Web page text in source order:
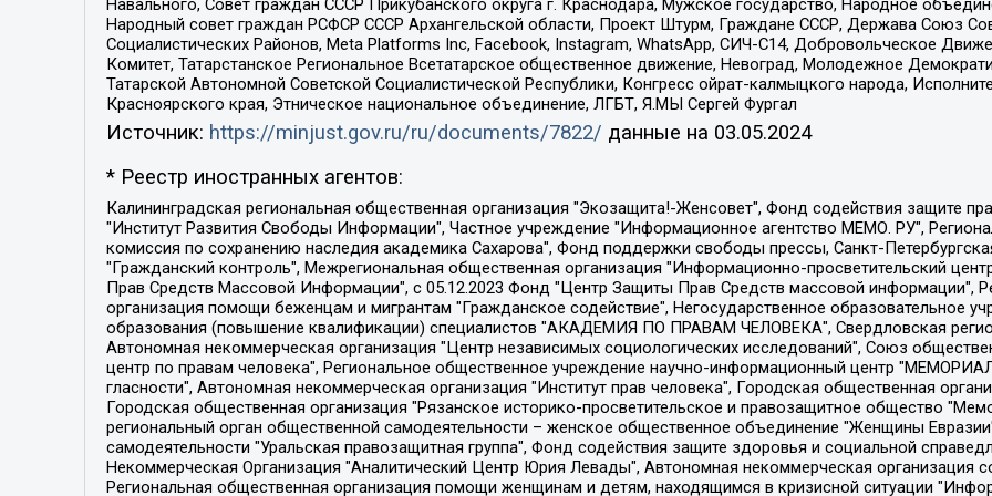
Навального, Совет граждан СССР Прикубанского округа г. Краснодара, Мужское государство, Народное
Народный совет граждан РСФСР СССР Архангельской области, Проект Штурм, Граждане СССР, Держава Союз
Социалистических Районов, Meta Platforms Inc, Facebook, Instagram, WhatsApp, СИЧ-С14, Добровольческое
Комитет, Татарстанское Региональное Всетатарское общественное движение, Невоград, Молодежное
Татарской Автономной Советской Социалистической Республики, Конгресс ойрат-калмыцкого народа,
Красноярского края, Этническое национальное объединение, ЛГБТ, Я.МЫ Сергей Фургал
Источник: https://minjust.gov.ru/ru/documents/7822/ данные на 03.05.2024
* Реестр иностранных агентов:
Калининградская региональная общественная организация "Экозащита!-Женсовет", Фонд содействия защите прав и свобод граждан "Общественный вердикт", Фонд "Институт Развития Свободы Информации", Частное учреждение "Информационное агентство МЕМО. РУ", Региональная общественная организация "Общественная комиссия по сохранению наследия академика Сахарова", Фонд поддержки свободы прессы, Санкт-Петербургская общественная правозащитная организация "Гражданский контроль", Межрегиональная общественная организация "Информационно-просветительский центр "Мемориал", Региональный Фонд "Центр Защиты Прав Средств Массовой Информации", с 05.12.2023 Фонд "Центр Защиты Прав Средств массовой информации", Региональная общественная благотворительная организация помощи беженцам и мигрантам "Гражданское содействие", Негосударственное образовательное учреждение дополнительного профессионального образования (повышение квалификации) специалистов "АКАДЕМИЯ ПО ПРАВАМ ЧЕЛОВЕКА", Свердловская региональная общественная организация "Сутяжник", Автономная некоммерческая организация "Центр независимых социологических исследований", Союз общественных объединений "Российский исследовательский центр по правам человека", Региональное общественное учреждение научно-информационный центр "МЕМОРИАЛ", Некоммерческая организация "Фонд защиты гласности", Автономная некоммерческая организация "Институт прав человека", Городская общественная организация "Екатеринбургское общество "МЕМОРИАЛ", Городская общественная организация "Рязанское историко-просветительское и правозащитное общество "Мемориал" (Рязанский Мемориал), Челябинский региональный орган общественной самодеятельности – женское общественное объединение "Женщины Евразии", Челябинский региональный орган общественной самодеятельности "Уральская правозащитная группа", Фонд содействия защите здоровья и социальной справедливости имени Андрея Рылькова, Автономная Некоммерческая Организация "Аналитический Центр Юрия Левады", Автономная некоммерческая организация социальной поддержки населения "Проект Апрель", Региональная общественная организация помощи женщинам и детям, находящимся в кризисной ситуации "Информационно-методический центр "Анна", Фонд содействия развитию массовых коммуникаций и правовому просвещению "Так-так-Так", Фонд содействия устойчивому развитию "Серебряная тайга", Свердловский региональный общественный фонд социальных проектов "Новое время", "Idel.Реалии", Кавказ.Реалии, Крым.Реалии, Телеканал Настоящее Время, Татаро-башкирская служба Радио Свобода (Azatliq Radiosi), Радио Свободная Европа/Радио Свобода (PCE/PC), "Сибирь.Реалии", "Фактограф", Благотворительный фонд помощи осужденным и их семьям, Автономная некоммерческая организация "Институт глобализации и социальных движений", Фонд "В защиту прав заключенных", Частное учреждение "Центр поддержки и содействия развитию средств массовой информации", Пензенский региональный общественный благотворительный фонд "Гражданский союз", "Север.Реалии", Некоммерческая организация Фонд "Правовая инициатива", Общество с ограниченной ответственностью "Радио Свободная Европа/Радио Свобода", Чешское информационное агентство "MEDIUM-ORIENT", Красноярская региональная общественная организация "Мы против СПИДа", Камалягин Денис Николаевич, Маркелов Сергей Евгеньевич, Пономарев Лев Александрович, Савицкая Людмила Алексеевна, Автономная некоммерческая организация "Центр по работе с проблемой насилия "НАСИЛИЮ.НЕТ", Межрегиональный профессиональный союз работников здравоохранения "Альянс врачей", Юридическое лицо, зарегистрированное в Латвийской Республике, SIA "Medusa Project" (регистрационный номер 40103797863, дата регистрации 10.06.2014), Некоммерческая организация "Фонд по борьбе с коррупцией", Автономная некоммерческая организация "Институт права и публичной политики", Баданин Роман Сергеевич, Гликин Максим Александрович, Железнова Мария Михайловна, Лукьянова Юлия Сергеевна, Маетная Елизавета Витальевна, Маняхин Петр Борисович, Чуракова Ольга Владимировна, Ярош Юлия Петровна, Юридическое лицо "The Insider SIA", зарегистрированное в Риге, Латвийская Республика (дата регистрации 26.06.2015), являющееся администратором доменного имени интернет-издания "The Insider SIA", https://theins.ru, Постернак Алексей Евгеньевич, Рубин Михаил Аркадьевич, Анин Роман Александрович, Юридическое лицо Istories fonds, зарегистрированное в Латвийской Республике (регистрационный номер 50008295751, дата регистрации 24.02.2020), Великовский Дмитрий Александрович, Долинина Ирина Николаевна, Мароховская Алеся Алексеевна, Шлейнов Роман Юрьевич, Шмагун Олеся Валентиновна, Общество с ограниченной ответственностью "Альтаир 2021", Общество с ограниченной ответственностью "Вега 2021", Общество с ограниченной ответственностью "Главный редактор 2021", Общество с ограниченной ответственностью "Ромашки монолит", Важенков Артем Валерьевич, Ивановская областная общественная организация "Центр гендерных исследований", Гурман Юрий Альбертович, Медиапроект "ОВД-Инфо", Егоров Владимир Владимирович, Жилинский Владимир Александрович, Общество с ограниченной ответственностью "ЗП", Иванова София Юрьевна, Карезина Инна Павловна, Кильтау Екатерина Викторовна, Петров Алексей Викторович, Пискунов Сергей Евгеньевич, Смирнов Сергей Сергеевич, Тихонов Михаил Сергеевич, Общество с ограниченной ответственностью "ЖУРНАЛИСТ-ИНОСТРАННЫЙ АГЕНТ", Арапова Галина Юрьевна, Вольтская Татьяна Анатольевна, Американская компания "Mason G.E.S. Anonymous Foundation" (США), являющаяся владельцем интернет-издания https://mnews.world/, Компания "Stichting Bellingcat", зарегистрированная в Нидерландах (дата регистрации 11.07.2018), Захаров Андрей Вячеславович, Клепиковская Екатерина Дмитриевна, Общество с ограниченной ответственностью "МЕМО", Перл Роман Александрович, Симонов Евгений Алексеевич, Соловьева Елена Анатольевна, Сотников Даниил Владимирович, Сурначева Елизавета Дмитриевна, Автономная некоммерческая организация по защите прав человека и информированию населения "Якутия – Наше Мнение", Общество с ограниченной ответственностью "Москоу диджитал медиа", с 26.01.2023 Общество с ограниченной ответственностью "Чайка Белые сады", Ветошкина Валерия Валерьевна, Заговора Максим Александрович, Межрегиональное общественное движение "Российская ЛГБТ - сеть", Оленичев Максим Владимирович, Павлов Иван Юрьевич, Скворцова Елена Сергеевна, Общество с ограниченной ответственностью "Как бы инагент", Кочетков Игорь Викторович, Общество с ограниченной ответственностью "Честные выборы", Еланчик Олег Александрович, Общество с ограниченной ответственностью "Нобелевский призыв", Гималова Регина Эмилевна, Григорьев Андрей Валерьевич, Григорьева Алина Александровна, Ассоциация по содействию защите прав призывников, альтернативнослужащих и военнослужащих "Правозащитная группа